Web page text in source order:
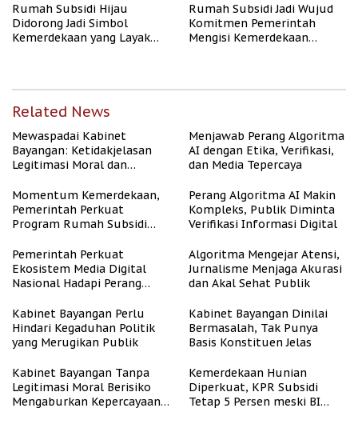
Rumah Subsidi Hijau
Didorong Jadi Simbol
Kemerdekaan yang Layak
Rumah Subsidi Jadi Wujud
Komitmen Pemerintah
Mengisi Kemerdekaan
Related News
Mewaspadai Kabinet
Bayangan: Ketidakjelasan
Legitimasi Moral dan
Menjawab Perang Algoritma
AI dengan Etika, Verifikasi,
dan Media Tepercaya
Momentum Kemerdekaan,
Pemerintah Perkuat
Program Rumah Subsidi
Berpenghasilan Rendah
Perang Algoritma AI Makin
Kompleks, Publik Diminta
Verifikasi Informasi Digital
Pemerintah Perkuat
Ekosistem Media Digital
Nasional Hadapi Perang
Algoritma Mengejar Atensi,
Jurnalisme Menjaga Akurasi
dan Akal Sehat Publik
Kabinet Bayangan Perlu
Hindari Kegaduhan Politik
yang Merugikan Publik
Kabinet Bayangan Dinilai
Bermasalah, Tak Punya
Basis Konstituen Jelas
Kabinet Bayangan Tanpa
Legitimasi Moral Berisiko
Mengaburkan Kepercayaan
Kemerdekaan Hunian
Diperkuat, KPR Subsidi
Tetap 5 Persen meski BI